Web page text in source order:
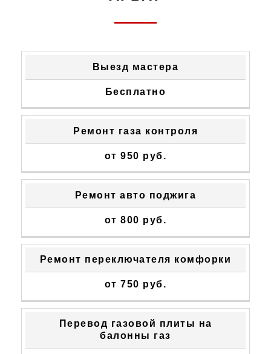
СТОИМОСТЬ
Выезд мастера
Бесплатно
Ремонт газа контроля
от 950 руб.
Ремонт авто поджига
от 800 руб.
Ремонт переключателя комфорки
от 750 руб.
Перевод газовой плиты на
балонны газ